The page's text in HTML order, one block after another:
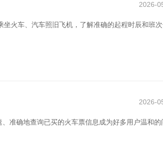
2026-
火车、汽车照旧飞机，了解准确的起程时辰和班
2026-
准确地查询已买的火车票信息成为好多用户温和的